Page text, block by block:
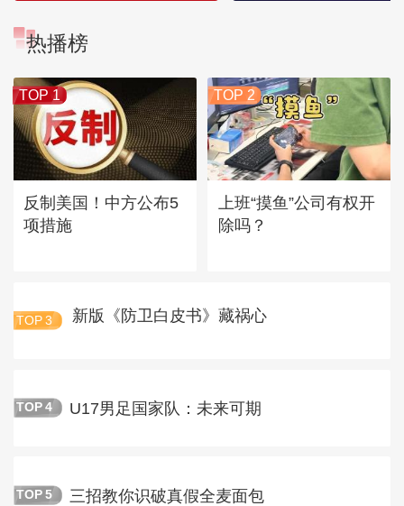
热播榜
TOP 1
反制美国！中方公布5
项措施
TOP 2
上班“摸鱼”公司有权开
除吗？
TOP 3 新版《防卫白皮书》藏祸心
TOP 4 U17男足国家队：未来可期
TOP 5 三招教你识破真假全麦面包